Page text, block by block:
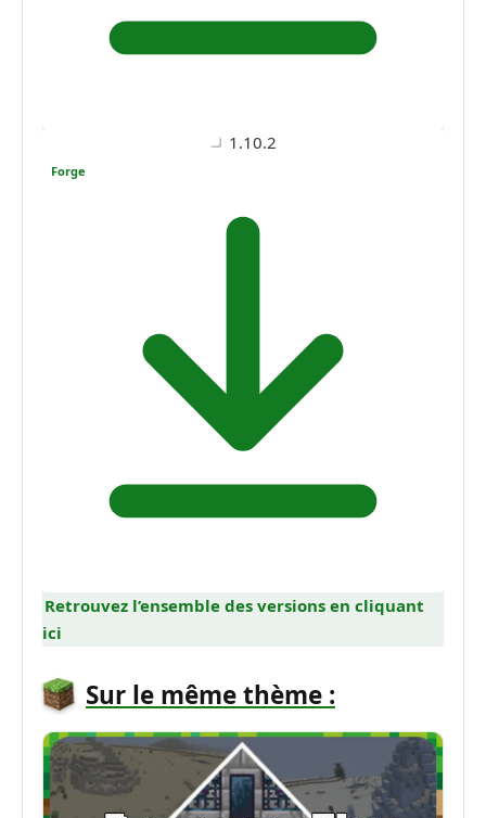
1.10.2
Forge
Retrouvez l’ensemble des versions en cliquant
ici
Sur le même thème :